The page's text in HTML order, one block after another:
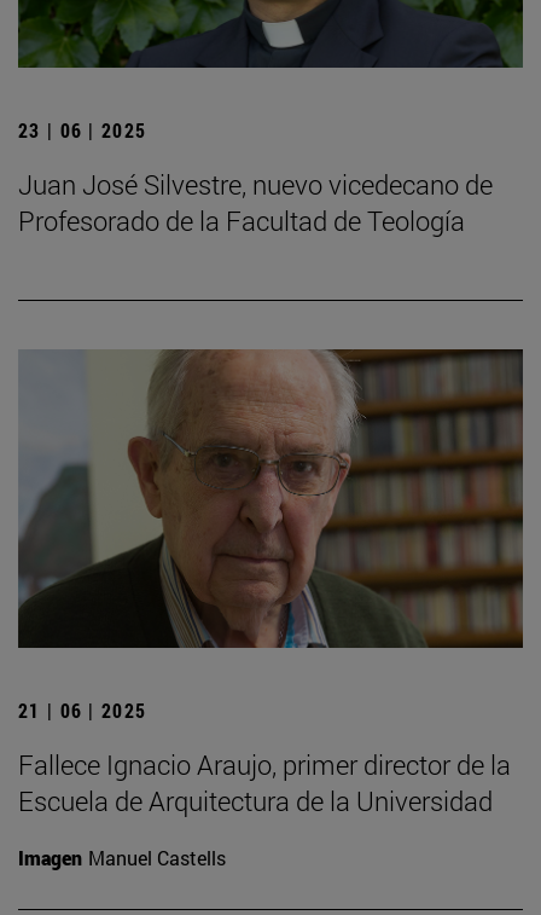
23 | 06 | 2025
Juan José Silvestre, nuevo vicedecano de
Profesorado de la Facultad de Teología
21 | 06 | 2025
Fallece Ignacio Araujo, primer director de la
Escuela de Arquitectura de la Universidad
Imagen Manuel Castells